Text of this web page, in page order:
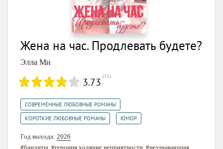
Жена на час. Продлевать будете?
Элла Ми
3.73 (15)
СОВРЕМЕННЫЕ ЛЮБОВНЫЕ РОМАНЫ
КОРОТКИЕ ЛЮБОВНЫЕ РОМАНЫ ЮМОР
Год выхода: 2026
#бандиты, #героиня ходячие неприятности, #неунывающая